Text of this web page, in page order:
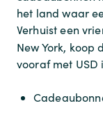
het land waar
Verhuist een
New York, koop
vooraf met USD